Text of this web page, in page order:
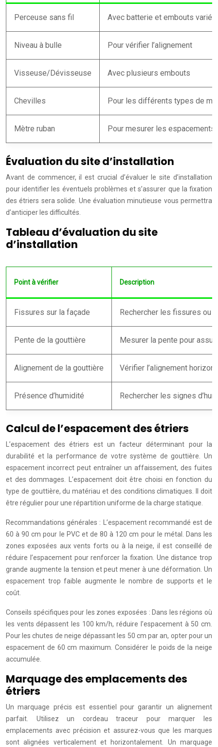
Perceuse sans fil Avec batterie et embouts variés
Niveau à bulle Pour vérifier l’alignement
Visseuse/Dévisseuse Avec plusieurs embouts
Chevilles Pour les différents types de
Mètre ruban Pour mesurer les espacements
Évaluation du site d’installation
Avant de commencer, il est crucial d’évaluer le site d’installation
pour identifier les éventuels problèmes et s’assurer que la fixation
des étriers sera solide. Une évaluation minutieuse vous permettra
d’anticiper les difficultés.
Tableau d’évaluation du site
d’installation
Point à vérifier Description
Fissures sur la façade Rechercher les fissures ou
Pente de la gouttière Mesurer la pente pour
Alignement de la gouttière Vérifier l’alignement
Présence d’humidité Rechercher les signes
Calcul de l’espacement des étriers
L’espacement des étriers est un facteur déterminant pour la
durabilité et la performance de votre système de gouttière. Un
espacement incorrect peut entraîner un affaissement, des fuites
et des dommages. L’espacement doit être choisi en fonction du
type de gouttière, du matériau et des conditions climatiques. Il doit
être régulier pour une répartition uniforme de la charge statique.
Recommandations générales : L’espacement recommandé est de
60 à 90 cm pour le PVC et de 80 à 120 cm pour le métal. Dans les
zones exposées aux vents forts ou à la neige, il est conseillé de
réduire l’espacement pour renforcer la fixation. Une distance trop
grande augmente la tension et peut mener à une déformation. Un
espacement trop faible augmente le nombre de supports et le
coût.
Conseils spécifiques pour les zones exposées : Dans les régions où
les vents dépassent les 100 km/h, réduire l’espacement à 50 cm.
Pour les chutes de neige dépassant les 50 cm par an, opter pour un
espacement de 60 cm maximum. Considérer le poids de la neige
accumulée.
Marquage des emplacements des
étriers
Un marquage précis est essentiel pour garantir un alignement
parfait. Utilisez un cordeau traceur pour marquer les
emplacements avec précision et assurez-vous que les marques
sont alignées verticalement et horizontalement. Un marquage